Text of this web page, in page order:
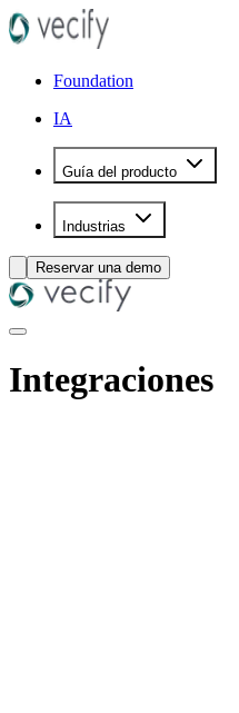
Foundation
IA
Guía del producto
Industrias
Reservar una demo
Integraciones